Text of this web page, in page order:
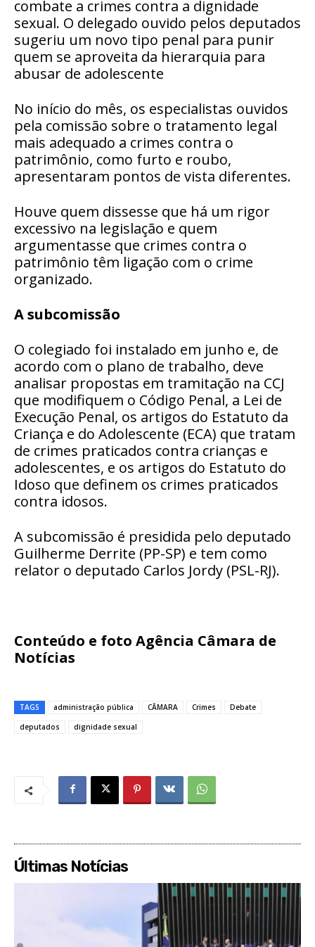
combate a crimes contra a dignidade
sexual. O delegado ouvido pelos deputados
sugeriu um novo tipo penal para punir
quem se aproveita da hierarquia para
abusar de adolescente
No início do mês, os especialistas ouvidos
pela comissão sobre o tratamento legal
mais adequado a crimes contra o
patrimônio, como furto e roubo,
apresentaram pontos de vista diferentes.
Houve quem dissesse que há um rigor
excessivo na legislação e quem
argumentasse que crimes contra o
patrimônio têm ligação com o crime
organizado.
A subcomissão
O colegiado foi instalado em junho e, de
acordo com o plano de trabalho, deve
analisar propostas em tramitação na CCJ
que modifiquem o Código Penal, a Lei de
Execução Penal, os artigos do Estatuto da
Criança e do Adolescente (ECA) que tratam
de crimes praticados contra crianças e
adolescentes, e os artigos do Estatuto do
Idoso que definem os crimes praticados
contra idosos.
A subcomissão é presidida pelo deputado
Guilherme Derrite (PP-SP) e tem como
relator o deputado Carlos Jordy (PSL-RJ).
Conteúdo e foto Agência Câmara de
Notícias
TAGS administração pública CÂMARA Crimes
Debate
deputados
dignidade sexual
Últimas Notícias